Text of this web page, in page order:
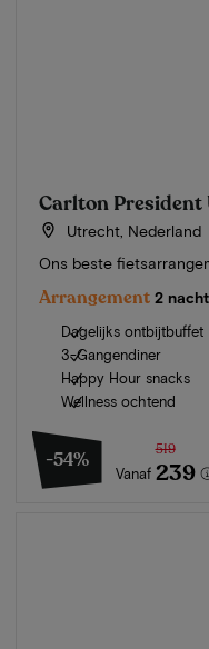
Carlton
Utrecht, Nederland
Ons beste
Arrangement 2
Dagelijks ontbijtbuffet
3-Gangendiner
Happy Hour snacks
Wellness ochtend
-54%
Vanaf
519
239